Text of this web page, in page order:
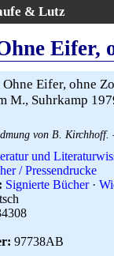
& Lutz
Eifer,
Ohne Eifer, ohne
M., Suhrkamp
von B. Kirchhoff.
und
/ Pressendrucke
Signierte Bücher·
97738AB